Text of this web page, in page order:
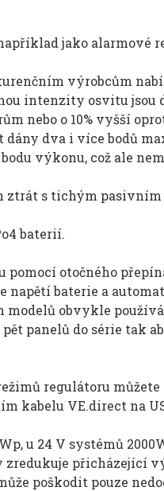
jako alarmové
výrobcům
intenzity osvitu
nebo o 10% vyšší
dva i více bodů
výkonu, což ale
ztrát s tichým
baterií.
pomocí otočného
napětí baterie a
obvykle
panelů do série tak
regulátoru
kabelu VE.direct na
u 24 V systémů
přicházející
poškodit pouze